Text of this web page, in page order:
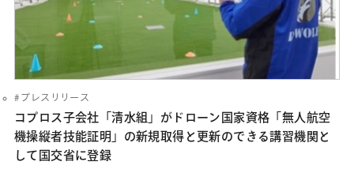
プレスリリース
コプロス子会社「清水組」がドローン国家資格「無人航空
機操縦者技能証明」の新規取得と更新のできる講習機関と
して国交省に登録